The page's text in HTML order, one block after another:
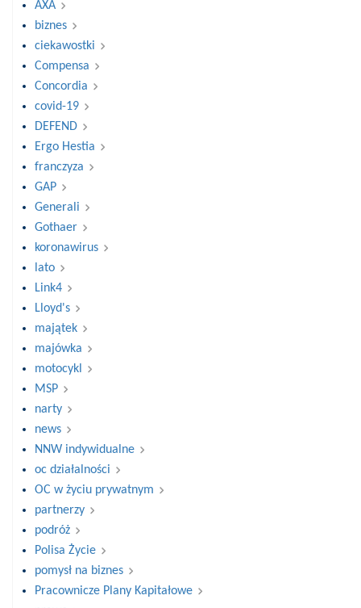
AXA
biznes
ciekawostki
Compensa
Concordia
covid-19
DEFEND
Ergo Hestia
franczyza
GAP
Generali
Gothaer
koronawirus
lato
Link4
Lloyd's
majątek
majówka
motocykl
MSP
narty
news
NNW indywidualne
oc działalności
OC w życiu prywatnym
partnerzy
podróż
Polisa Życie
pomysł na biznes
Pracownicze Plany Kapitałowe